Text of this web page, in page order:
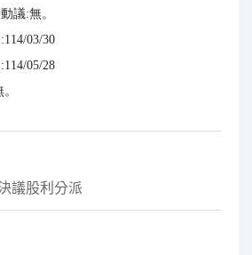
議:無。
03/30
05/28
議股利分派